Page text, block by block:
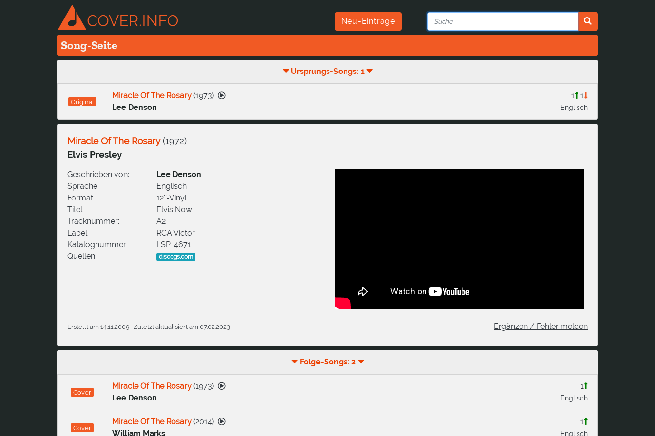
Neu-Einträge
Song-Seite
Ursprungs-Songs: 1
Original
1 1
Englisch
Miracle Of The Rosary(1973)
Lee Denson
Miracle Of The Rosary(1972)
Elvis Presley
Geschrieben von:
Lee Denson
Sprache:
Englisch
Format:
12''-Vinyl
Titel:
Elvis Now
Tracknummer:
A2
Label:
RCA Victor
Katalognummer:
LSP-4671
Quellen:
discogs.com
Erstellt am 14.11.2009 Zuletzt aktualisiert am 07.02.2023 Ergänzen / Fehler melden
Folge-Songs: 2
Cover
1
Englisch
Miracle Of The Rosary(1973)
Lee Denson
Cover
1
Englisch
Miracle Of The Rosary(2014)
William Marks